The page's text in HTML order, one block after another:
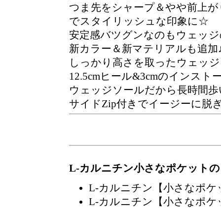
つま先をシャープ＆やや前上
でスタイリッシュな印象に☆
安定感バツグンなのもウェッ
新カラー＆新マテリアルも追加
しっかり高さを取ったウェッ
12.5cmヒール&3cmのインスト
ウェッジソールだから長時間
サイドZip付きでイージーに脱
L-カルニチン小さなポケット
L-カルニチン【小さなポケ
L-カルニチン【小さなポケ